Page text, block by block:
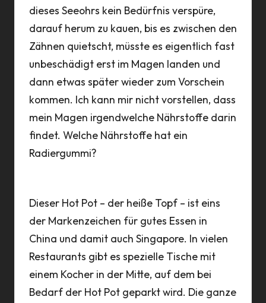
dieses Seeohrs kein Bedürfnis verspüre,
darauf herum zu kauen, bis es zwischen den
Zähnen quietscht, müsste es eigentlich fast
unbeschädigt erst im Magen landen und
dann etwas später wieder zum Vorschein
kommen. Ich kann mir nicht vorstellen, dass
mein Magen irgendwelche Nährstoffe darin
findet. Welche Nährstoffe hat ein
Radiergummi?
Dieser Hot Pot – der heiße Topf – ist eins
der Markenzeichen für gutes Essen in
China und damit auch Singapore. In vielen
Restaurants gibt es spezielle Tische mit
einem Kocher in der Mitte, auf dem bei
Bedarf der Hot Pot geparkt wird. Die ganze